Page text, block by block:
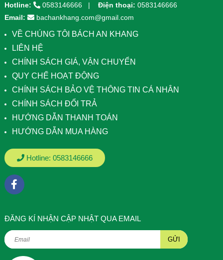
Hotline:
0583146666 Điện thoại: 0583146666
Email:
bachankhang.com@gmail.com
VỀ CHÚNG TÔI BÁCH AN KHANG
LIÊN HỆ
CHÍNH SÁCH GIÁ, VẬN CHUYỂN
QUY CHẾ HOẠT ĐỘNG
CHÍNH SÁCH BẢO VỆ THÔNG TIN CÁ NHÂN
CHÍNH SÁCH ĐỔI TRẢ
HƯỚNG DẪN THANH TOÁN
HƯỚNG DẪN MUA HÀNG
Hotline: 0583146666
ÐĂNG KÍ NHẬN CẬP NHẬT QUA EMAIL
GỬI